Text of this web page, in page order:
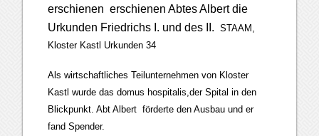
erschienen erschienen Abtes Albert die
Urkunden Friedrichs I. und des II.STAAM,
Kloster Kastl Urkunden 34
Als wirtschaftliches Teilunternehmen von Kloster
Kastl wurde das domus hospitalis,der Spital in den
Blickpunkt. Abt Albert förderte den Ausbau und er
fand Spender.